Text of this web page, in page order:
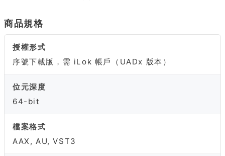
商品規格
授權形式
序號下載版，需 iLok 帳戶（UADx 版本）
位元深度
64-bit
檔案格式
AAX, AU, VST3